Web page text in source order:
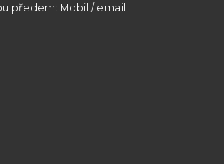
předem: Mobil / email